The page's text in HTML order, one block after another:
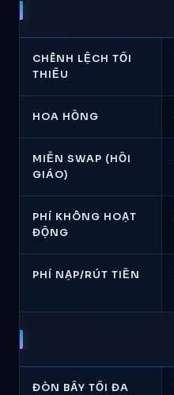
CHÊNH LỆCH TỐI
THIỂU
HOA HỒNG
MIỄN SWAP (HỒI
GIÁO)
PHÍ KHÔNG HOẠT
ĐỘNG
PHÍ NẠP/RÚT TIỀN
ĐÒN BẨY TỐI ĐA